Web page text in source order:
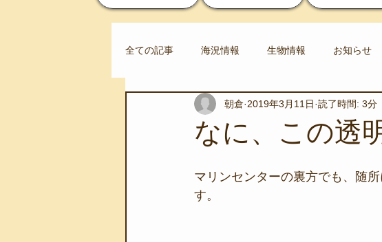
全ての記事 海況情報 生物情報 お知らせ
スノーケリングツアー 自然環境保全 ワカ
なに、この透
朝倉 2019年3月11日 読了時間: 3分
マリンセンターの裏方でも、随
す。